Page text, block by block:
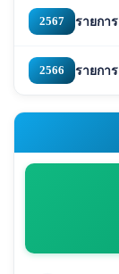
2567 รายกา
2566 รายกา